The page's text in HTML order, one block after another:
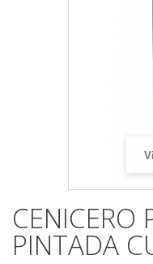
CENICERO
PINTADA